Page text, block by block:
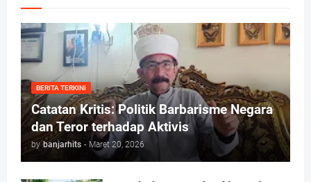
BERITA TERKINI
Catatan Kritis: Politik Barbarisme Negara
dan Teror terhadap Aktivis
by banjarhits - Maret 20, 2026